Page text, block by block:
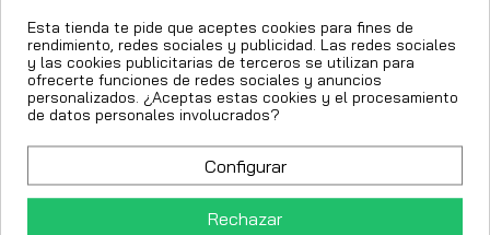
Descripción
Los clientes que adquirieron este producto también
Esta tienda te pide que aceptes cookies para fines de
rendimiento, redes sociales y publicidad. Las redes sociales
y las cookies publicitarias de terceros se utilizan para
ofrecerte funciones de redes sociales y anuncios
personalizados. ¿Aceptas estas cookies y el procesamiento
de datos personales involucrados?
Configurar
Rechazar